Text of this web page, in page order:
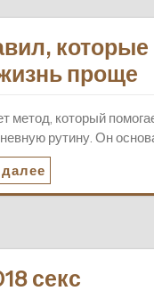
проще
метод, который
рутину. Он
секс